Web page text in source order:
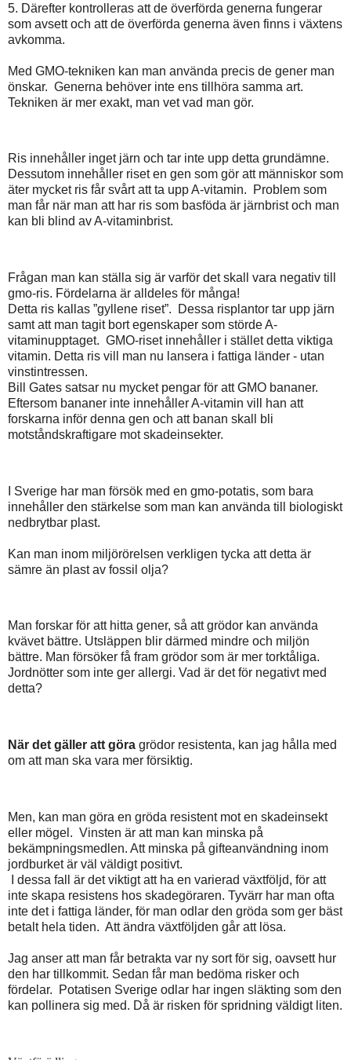
5. Därefter kontrolleras att de överförda generna fungerar
som avsett och att de överförda generna även finns i växtens
avkomma.
Med GMO-tekniken kan man använda precis de gener man
önskar. Generna behöver inte ens tillhöra samma art.
Tekniken är mer exakt, man vet vad man gör.
Ris innehåller inget järn och tar inte upp detta grundämne.
Dessutom innehåller riset en gen som gör att människor som
äter mycket ris får svårt att ta upp A-vitamin.
Problem som
man får när man att har ris som basföda är järnbrist och man
kan bli blind av A-vitaminbrist.
Frågan man kan ställa sig är varför det skall vara negativ till
gmo-ris. Fördelarna är alldeles för många!
Detta ris kallas ”gyllene riset”.
Dessa risplantor tar upp järn
samt att man tagit bort egenskaper som störde A-
vitaminupptaget. GMO-riset innehåller i stället detta viktiga
vitamin. Detta ris vill man nu lansera i fattiga länder - utan
vinstintressen.
Bill Gates satsar nu mycket pengar för att GMO bananer.
Eftersom bananer inte innehåller A-vitamin vill han att
forskarna inför denna gen och att banan skall bli
motståndskraftigare mot skadeinsekter.
I Sverige har man försök med en gmo-potatis, som bara
innehåller den stärkelse som man kan använda till biologiskt
nedbrytbar plast.
Kan man inom miljörörelsen verkligen tycka att detta är
sämre än plast av fossil olja?
Man forskar för att hitta gener, så att grödor kan använda
kvävet bättre. Utsläppen blir därmed mindre och miljön
bättre. Man försöker få fram grödor som är mer torktåliga.
Jordnötter som inte ger allergi. Vad är det för negativt med
detta?
När det gäller att göra grödor resistenta, kan jag hålla med
om att man ska vara mer försiktig.
Men, kan man göra en gröda resistent mot en skadeinsekt
eller mögel. Vinsten är att man kan minska på
bekämpningsmedlen. Att minska på gifteanvändning inom
jordburket är väl väldigt positivt.
I dessa fall är det viktigt att ha en varierad växtföljd, för att
inte skapa resistens hos skadegöraren. Tyvärr har man ofta
inte det i fattiga länder, för man odlar den gröda som ger bäst
betalt hela tiden. Att ändra växtföljden går att lösa.
Jag anser att man får betrakta var ny sort för sig, oavsett hur
den har tillkommit. Sedan får man bedöma risker och
fördelar.
Potatisen Sverige odlar har ingen släkting som den
kan pollinera sig med. Då är risken för spridning väldigt liten.